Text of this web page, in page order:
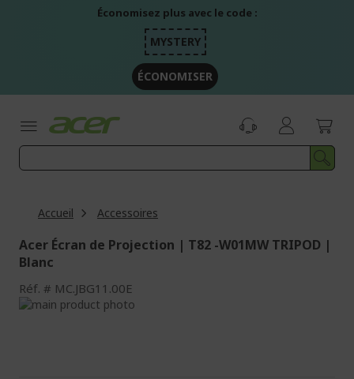
Économisez plus avec le code :
MYSTERY
ÉCONOMISER
Accueil Accessoires
Acer Écran de Projection | T82 -W01MW TRIPOD |
Blanc
Réf. MC.JBG11.00E
Passer